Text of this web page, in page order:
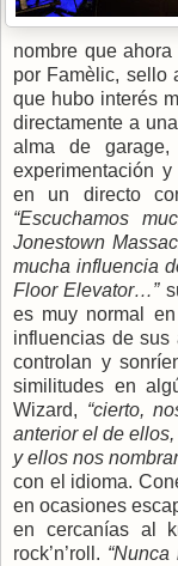
nombre que
por Famèlic, sello
que hubo interés
directamente a
alma de
experimentación
en un directo
“Escuchamos
Jonestown
mucha influencia
Floor Elevator…”
es muy normal
influencias de sus
controlan y
similitudes en
Wizard, “cierto,
anterior el de ellos,
y ellos nos
con el idioma.
en ocasiones
en cercanías al
rock’n’roll.